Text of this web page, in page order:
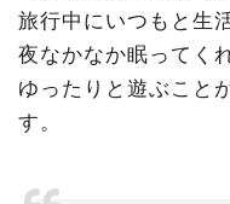
旅行中にいつもと生
夜なかなか眠ってく
ゆったりと遊ぶこと
す。